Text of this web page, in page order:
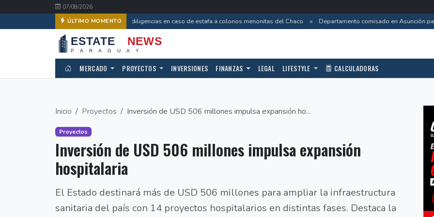
07/08/2026
ÚLTIMO MOMENTOAvanzan diligencias en caso de estafa a colonos menonitas del Chaco • Departamento comisado en Asunción
MERCADO PROYECTOS INVERSIONES FINANZAS LEGAL LIFESTYLE CALCULADORAS
Inicio Proyectos Inversión de USD 506 millones impulsa expansión ho...
Proyectos
Inversión de USD 506 millones impulsa expansión
hospitalaria
El Estado destinará más de USD 506 millones para ampliar la infraestructura
sanitaria del país con 14 proyectos hospitalarios en distintas fases. Destaca la